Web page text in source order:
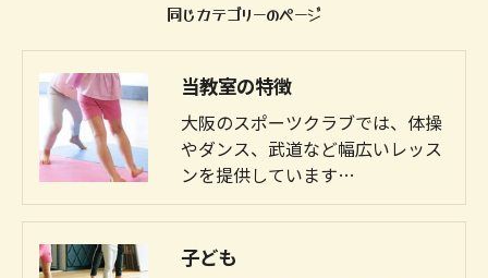
同じカテゴリーのページ
当教室の特徴
大阪のスポーツクラブでは、体操
やダンス、武道など幅広いレッス
ンを提供しています…
子ども